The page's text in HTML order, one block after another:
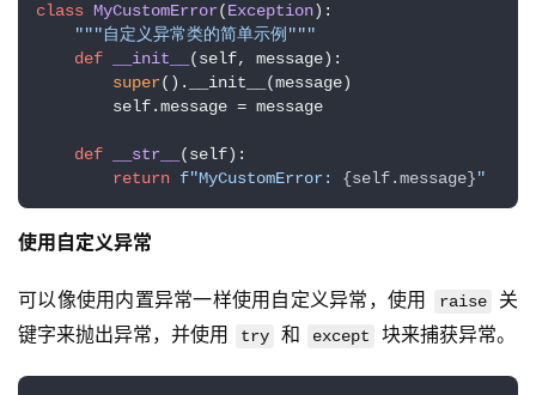
class MyCustomError(Exception):
"""自定义异常类的简单示例"""
def
__init__ (self, message):
super().__init__(message)
        self.message = message
def __str__ (self):
return f"MyCustomError: {self.message}"
使用自定义异常
可以像使用内置异常一样使用自定义异常，使用 raise
关
键字来抛出异常，并使用
try 和 except 块来捕获异常。